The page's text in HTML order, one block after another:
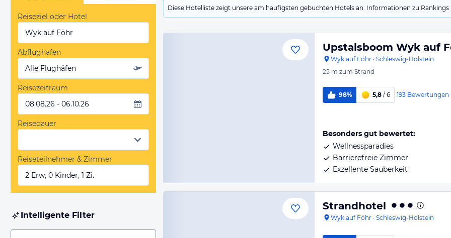
Diese Hotelliste zeigt unsere am häufigsten gebuchten Hotels an. Informationen zu
Reiseziel oder Hotel
Wyk auf Föhr
Abflughafen
Alle Flughäfen
Reisezeitraum
08.08.26 - 06.10.26
Reisedauer
Reiseteilnehmer & Zimmer
2 Erw, 0 Kinder, 1 Zi.
Intelligente Filter
Upstalsboom Wyk auf
Wyk auf Föhr · Schleswig-Holstein
25 m zum Strand
98% 5,8 / 6 193 Bewertungen
Besonders gut bewertet:
Wellnessparadies
Barrierefreie Zimmer
Exzellente Sauberkeit
Strandhotel
Wyk auf Föhr · Schleswig-Holstein